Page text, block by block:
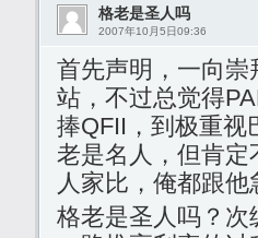
格老是圣人吗
2007年10月5日09:36
首先声明，一向
站，不过总觉得
捧QFII，到极重视
老是名人，但肯
人家比，俺都跟他
格老是圣人吗？